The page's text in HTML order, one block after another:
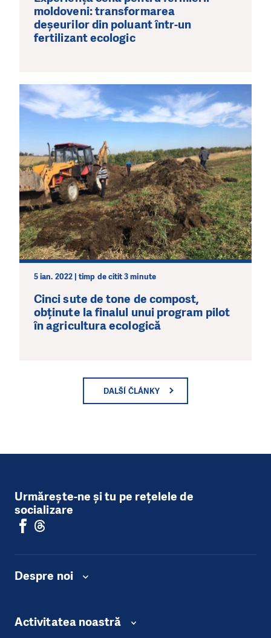
moldoveni: transformarea
deșeurilor din poluant într-un
fertilizant ecologic
5 ian. 2022 | timp de citit 3 minute
Cinci sute de tone de compost,
obținute la finalul unui program pilot
în agricultura ecologică
DALŠÍ ČLÁNKY
Urmărește-ne și tu pe rețelele de
socializare
Despre noi
Activitatea noastră